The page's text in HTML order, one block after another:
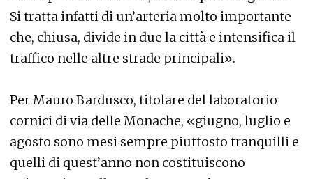
Si tratta infatti di un’arteria molto importante
che, chiusa, divide in due la città e intensifica il
traffico nelle altre strade principali».
Per Mauro Bardusco, titolare del laboratorio
cornici di via delle Monache, «giugno, luglio e
agosto sono mesi sempre piuttosto tranquilli e
quelli di quest’anno non costituiscono